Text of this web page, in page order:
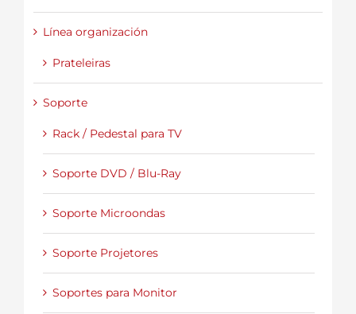
Línea organización
Prateleiras
Soporte
Rack / Pedestal para TV
Soporte DVD / Blu-Ray
Soporte Microondas
Soporte Projetores
Soportes para Monitor